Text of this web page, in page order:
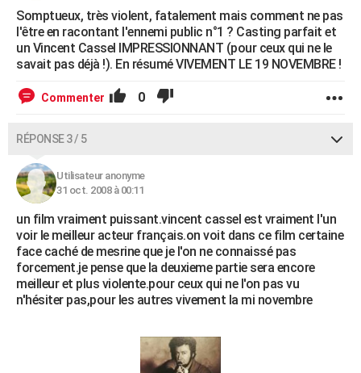
Somptueux, très violent, fatalement mais comment ne pas
l'être en racontant l'ennemi public n°1 ? Casting parfait et
un Vincent Cassel IMPRESSIONNANT (pour ceux qui ne le
savait pas déjà !). En résumé VIVEMENT LE 19 NOVEMBRE !
Commenter 0
RÉPONSE 3 / 5
Utilisateur anonyme
31 oct. 2008 à 00:11
un film vraiment puissant.vincent cassel est vraiment l'un
voir le meilleur acteur français.on voit dans ce film certaine
face caché de mesrine que je l'on ne connaissé pas
forcement.je pense que la deuxieme partie sera encore
meilleur et plus violente.pour ceux qui ne l'on pas vu
n'hésiter pas,pour les autres vivement la mi novembre